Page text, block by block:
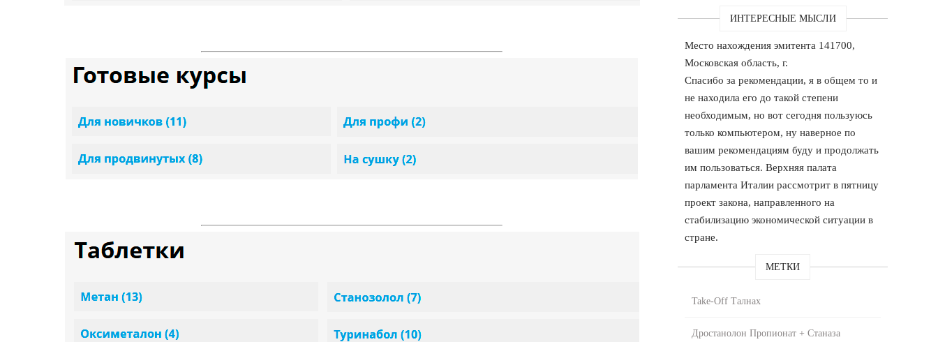
ИНТЕРЕСНЫЕ МЫСЛИ
Место нахождения эмитента 141700,
Московская область, г.
Спасибо за рекомендации, я в общем то и
не находила его до такой степени
необходимым, но вот сегодня пользуюсь
только компьютером, ну наверное по
вашим рекомендациям буду и продолжать
им пользоваться. Верхняя палата
парламента Италии рассмотрит в пятницу
проект закона, направленного на
стабилизацию экономической ситуации в
стране.
МЕТКИ
Take-Off Талнах
Дростанолон Пропионат + Станаза